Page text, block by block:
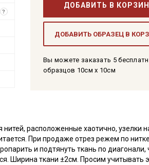
ДОБАВИТЬ В
ДОБАВИТЬ ОБРАЗЕЦ В
Вы можете заказать 5
образцов 10см x 10см
?
расположенные хаотично, узелки
При продаже отрез режем по
и подтянуть ткань по диагонали,
Ширина ткани ±2см. Просим учитывать